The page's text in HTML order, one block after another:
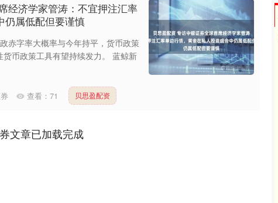
经济学家管涛：不宜押注汇率
仍属低配但要谨慎
赤字率大概率与今年持平，货币政策
币政策工具有望持续发力。 蓝鲸新
查看： 71 贝思盈配资
文章已加载完成